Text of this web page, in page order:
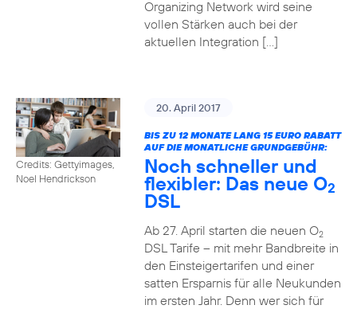
Organizing Network wird seine
vollen Stärken auch bei der
aktuellen Integration […]
Credits: Gettyimages,
Noel Hendrickson
20. April 2017
BIS ZU 12 MONATE LANG 15 EURO RABATT
AUF DIE MONATLICHE GRUNDGEBÜHR:
Noch schneller und
flexibler: Das neue O2
DSL
Ab 27. April starten die neuen O2
DSL Tarife – mit mehr Bandbreite in
den Einsteigertarifen und einer
satten Ersparnis für alle Neukunden
im ersten Jahr. Denn wer sich für